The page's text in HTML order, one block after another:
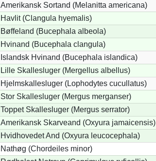
Amerikansk Sortand (Melanitta americana)
Havlit (Clangula hyemalis)
Bøffeland (Bucephala albeola)
Hvinand (Bucephala clangula)
Islandsk Hvinand (Bucephala islandica)
Lille Skallesluger (Mergellus albellus)
Hjelmskallesluger (Lophodytes cucullatus)
Stor Skallesluger (Mergus merganser)
Toppet Skallesluger (Mergus serrator)
Amerikansk Skarveand (Oxyura jamaicensis)
Hvidhovedet And (Oxyura leucocephala)
Nathøg (Chordeiles minor)